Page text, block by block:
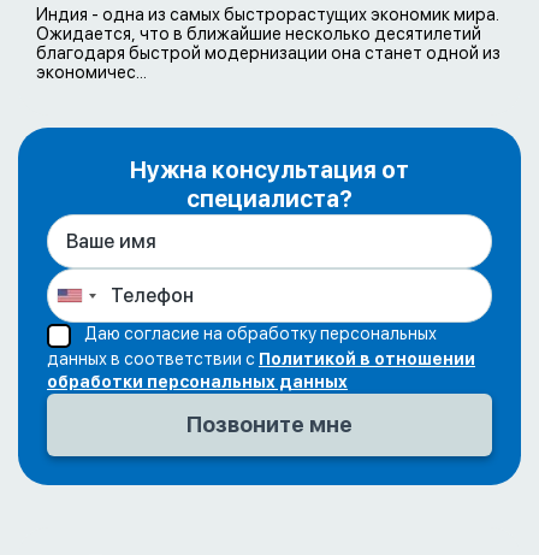
Индия - одна из самых быстрорастущих экономик мира.
Ожидается, что в ближайшие несколько десятилетий
благодаря быстрой модернизации она станет одной из
экономичес...
Нужна консультация от
специалиста?
Даю согласие на обработку персональных
данных в соответствии с Политикой в отношении
обработки персональных данных